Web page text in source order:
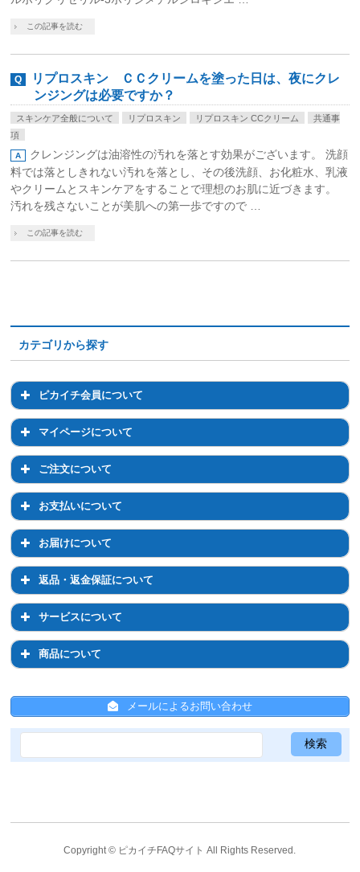
この記事を読む
リプロスキン ＣＣクリームを塗った日は、夜にクレ
ンジングは必要ですか？
スキンケア全般について リプロスキン リプロスキン CCクリーム
共通事
項
クレンジングは油溶性の汚れを落とす効果がございます。 洗顔
料では落としきれない汚れを落とし、その後洗顔、お化粧水、乳液
やクリームとスキンケアをすることで理想のお肌に近づきます。
汚れを残さないことが美肌への第一歩ですので …
この記事を読む
カテゴリから探す
ピカイチ会員について
ピカイチ会員について
会員登録について
退会について
マイページについて
マイページについて
マイページでのお手続き
ログイン・パスワードについて
登録情報の変更
ご注文について
ご注文について
注文前のご相談について
通常購入について
定期コースについて
配送について
ひと箱割について
ひかりちゃんシールについて
お支払いについて
お支払いについて
お支払い方法について
お支払い方法の変更について
お届けについて
お届けについて
お届け先の変更について
お届け日時・周期の変更
返品・返金保証について
返品・返金保証について
返品について
サービスについて
サービスについて
ひと箱割について
商品について
スキンケア全般について
リプロスキンシリーズ
メールによるお問い合わせ
Copyright © ピカイチFAQサイト All Rights Reserved.